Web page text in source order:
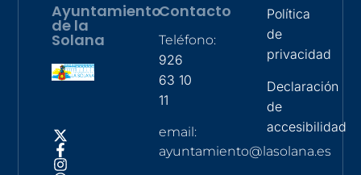
Ayuntamiento
de la
Solana
Contacto
Teléfono:
926
63 10
11
email:
ayuntamiento@lasolana.es
Política
de
privacidad
Declaración
de
accesibilidad